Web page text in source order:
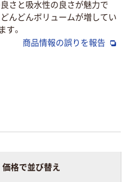
さと吸水性の良さが魅力で
んどんボリュームが増してい
。
商品情報の誤りを報告
価格で並び替え